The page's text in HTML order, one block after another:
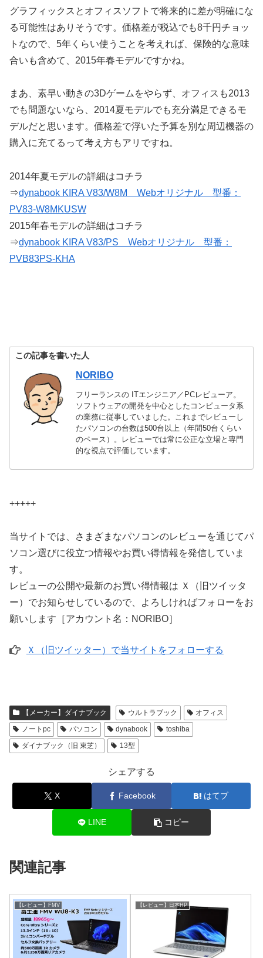
グラフィックスとオフィスソフトで将来的に差が明確にな
る可能性はありそうです。価格差が税込でも8千円チョッ
トなので、5年くらい使うことを考えれば、保険的な意味
合いも含めて、2015年春モデルですかね。
まあ、素早い動きの3Dゲームをやらず、オフィスも2013
でも問題ないなら、2014夏モデルでも充分満足できるモ
デルだと思います。価格差で浮いた予算を別な周辺機器の
購入に充てるって考え方もアリですね。
2014年夏モデルの詳細はコチラ
⇒dynabook KIRA V83/W8M Webオリジナル 型番：
PV83-W8MKUSW
2015年春モデルの詳細はコチラ
⇒dynabook KIRA V83/PS Webオリジナル 型番：
PVB83PS-KHA
この記事を書いた人
NORIBO
フリーランスの ITエンジニア／PCレビューア。
ソフトウェアの開発を中心としたコンピュータ系
の業務に従事していました。これまでレビューし
たパソコンの台数は500台以上（年間50台くらい
のペース）。レビューでは常に公正な立場と専門
的な視点で評価しています。
+++++
当サイトでは、さまざまなパソコンのレビューを通じてパ
ソコン選びに役立つ情報やお買い得情報を発信していま
す。
レビューの公開や最新のお買い得情報は Ｘ（旧ツイッタ
ー）でお知らせしているので、よろしければフォローをお
願いします［アカウント名：NORIBO］
Ｘ（旧ツイッター）で当サイトをフォローする
【メーカー】ダイナブック ウルトラブック
オフィス
ノートpc
パソコン dynabook
toshiba
ダイナブック（旧 東芝）
13型
シェアする
X Facebook はてブ
LINE コピー
関連記事
【レビュー】FMV 【レビュー】日本HP